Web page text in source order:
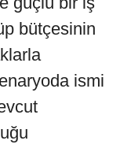
bütçesinin
ismi